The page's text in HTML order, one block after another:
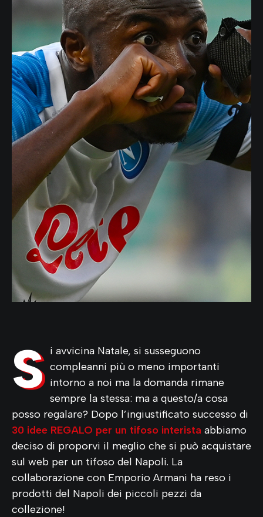
S i avvicina Natale, si susseguono
compleanni più o meno importanti
intorno a noi ma la domanda rimane
sempre la stessa: ma a questo/a cosa
posso regalare? Dopo l’ingiustificato successo di
30 idee REGALO per un tifoso interista abbiamo
deciso di proporvi il meglio che si può acquistare
sul web per un tifoso del Napoli. La
collaborazione con Emporio Armani ha reso i
prodotti del Napoli dei piccoli pezzi da
collezione!